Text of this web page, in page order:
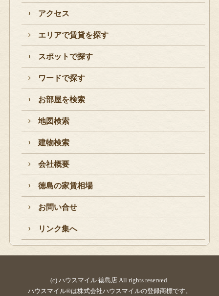
アクセス
エリアで賃貸を探す
スポットで探す
ワードで探す
お部屋を検索
地図検索
建物検索
会社概要
徳島の家賃相場
お問い合せ
リンク集へ
(c) ハウスマイル 徳島店 All rights reserved.
ハウスマイル®は株式会社ハウスマイルの登録商標です。